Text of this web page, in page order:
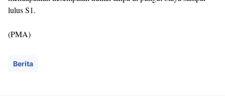
lulus S1.
(PMA)
Berita